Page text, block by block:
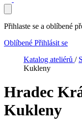
Přihlaste se a oblíbené
Oblíbené Přihlásit se
Katalog ateliérů /
Kukleny
Hradec
Kukleny